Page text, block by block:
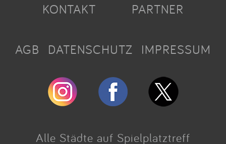
KONTAKT PARTNER
AGB DATENSCHUTZ IMPRESSUM
Alle Städte auf Spielplatztreff